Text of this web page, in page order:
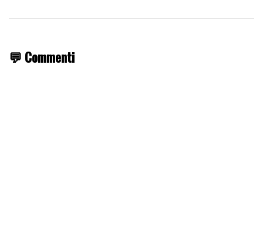
💬 Commenti